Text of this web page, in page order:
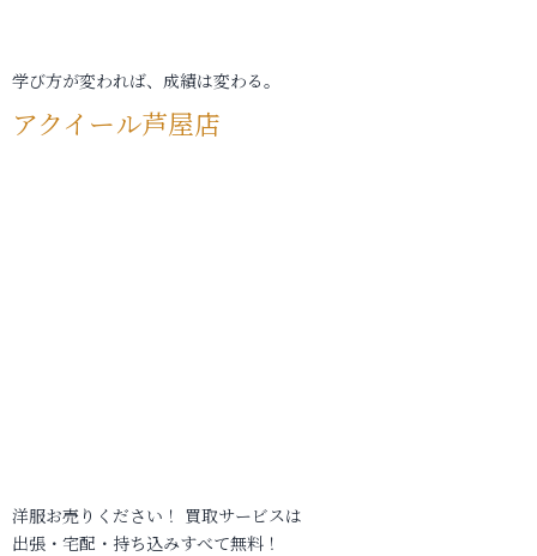
学び方が変われば、成績は変わる。
アクイール芦屋店
洋服お売りください！ 買取サービスは
出張・宅配・持ち込みすべて無料！